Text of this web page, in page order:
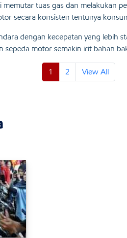
tuas gas dan melakukan
secara konsisten tentunya
dengan kecepatan yang lebih
motor semakin irit bahan
1 2 View All